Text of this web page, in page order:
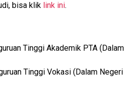
bisa klik link ini.
Tinggi Akademik PTA (Dalam
Tinggi Vokasi (Dalam Negeri